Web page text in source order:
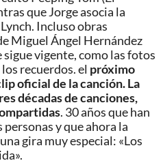
que Jorge asocia la
Incluso obras
Miguel Ángel Hernández
vigente, como las fotos
recuerdos. el próximo
oficial de la canción.La
décadas de canciones,
. 30 años que han
y que ahora la
gira muy especial: «Los